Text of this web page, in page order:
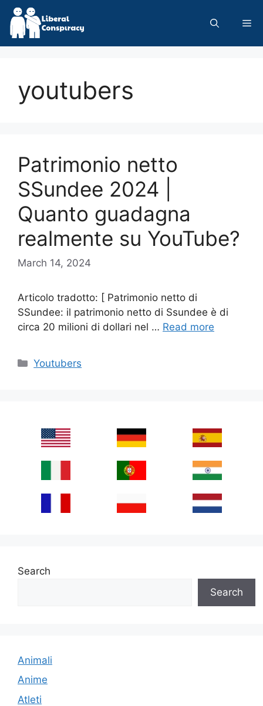
Skip
content
youtubers
Patrimonio netto
SSundee 2024 |
Quanto guadagna
realmente su YouTube?
March 14, 2024
Articolo tradotto: [ Patrimonio netto di
SSundee: il patrimonio netto di Ssundee è di
circa 20 milioni di dollari nel … Read more
Categories
Youtubers
Search
Search
Animali
Anime
Atleti